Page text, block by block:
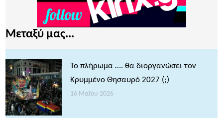
Μεταξύ μας...
Το πλήρωμα …. θα διοργανώσει τον
Κρυμμένο Θησαυρό 2027 (;)
16 Μαΐου 2026